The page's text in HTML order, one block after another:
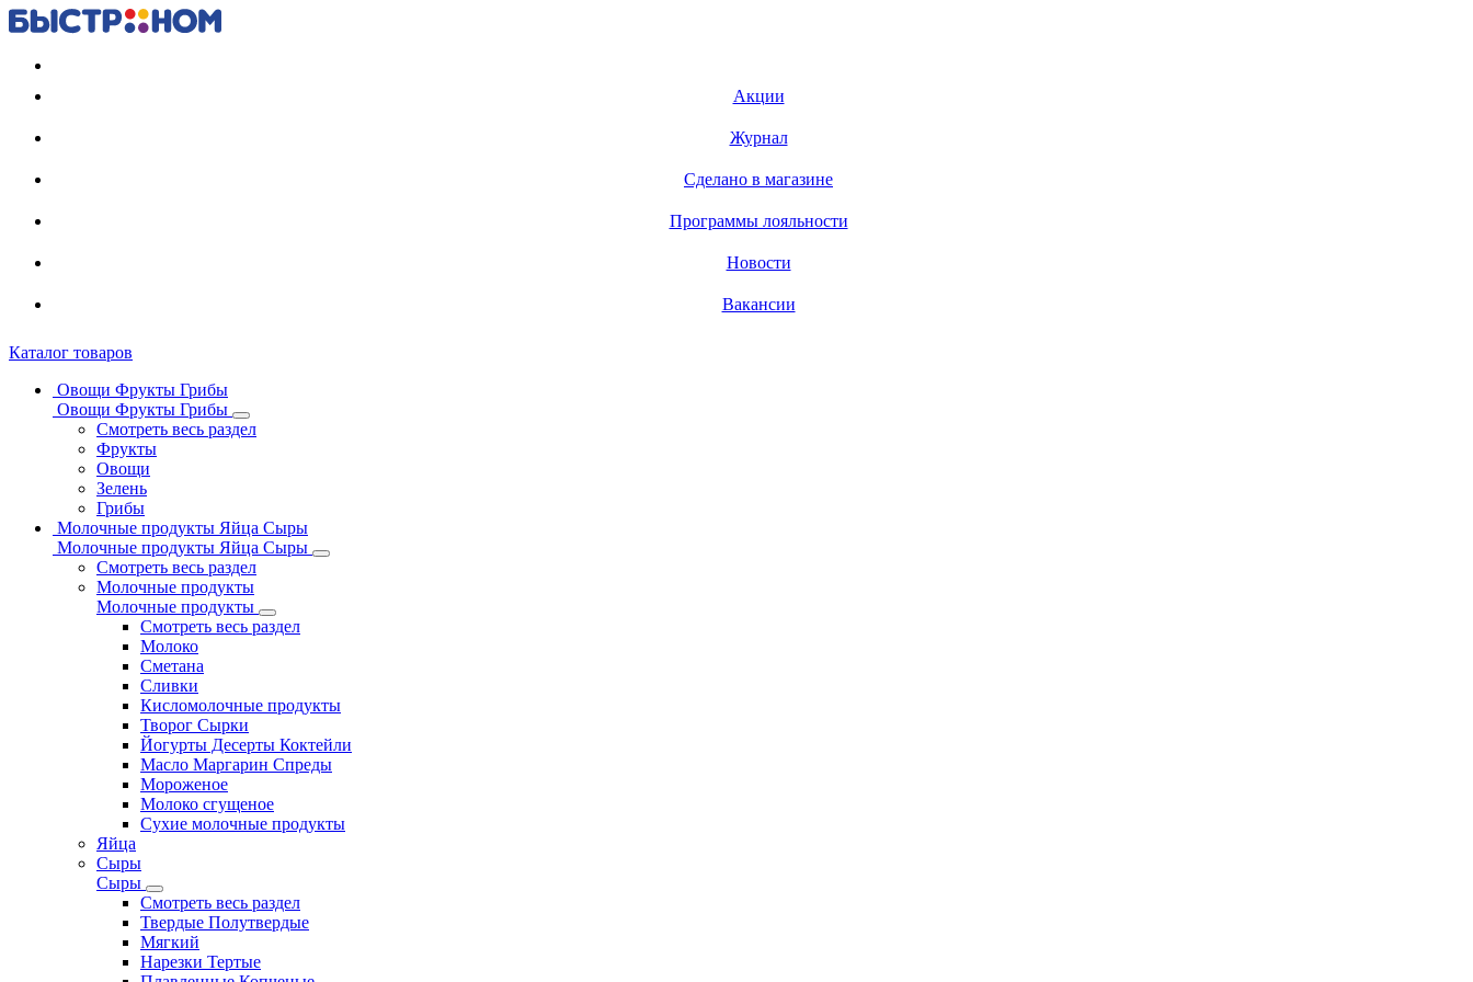
Акции
Журнал
Сделано в магазине
Программы лояльности
Новости
Вакансии
Каталог товаров
Овощи Фрукты Грибы
Овощи Фрукты Грибы
Смотреть весь раздел
Фрукты
Овощи
Зелень
Грибы
Молочные продукты Яйца Сыры
Молочные продукты Яйца Сыры
Смотреть весь раздел
Молочные продукты
Молочные продукты
Смотреть весь раздел
Молоко
Сметана
Сливки
Кисломолочные продукты
Творог Сырки
Йогурты Десерты Коктейли
Масло Маргарин Спреды
Мороженое
Молоко сгущеное
Сухие молочные продукты
Яйца
Сыры
Сыры
Смотреть весь раздел
Твердые Полутвердые
Мягкий
Нарезки Тертые